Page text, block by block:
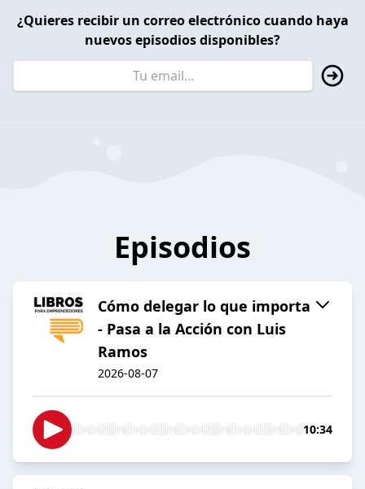
¿Quieres recibir un correo electrónico cuando haya
nuevos episodios disponibles?
Episodios
Cómo delegar lo que importa
- Pasa a la Acción con Luis
Ramos
2026-08-07
10:34